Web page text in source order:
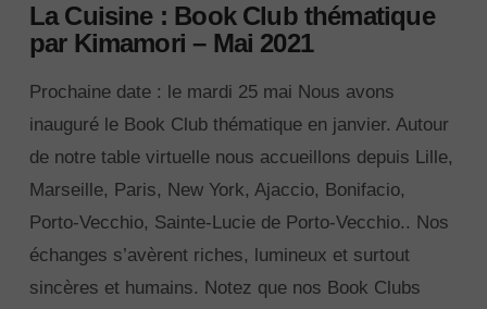
La Cuisine : Book Club thématique
par Kimamori – Mai 2021
Prochaine date : le mardi 25 mai Nous avons
inauguré le Book Club thématique en janvier. Autour
de notre table virtuelle nous accueillons depuis Lille,
Marseille, Paris, New York, Ajaccio, Bonifacio,
Porto-Vecchio, Sainte-Lucie de Porto-Vecchio.. Nos
échanges s’avèrent riches, lumineux et surtout
sincères et humains. Notez que nos Book Clubs